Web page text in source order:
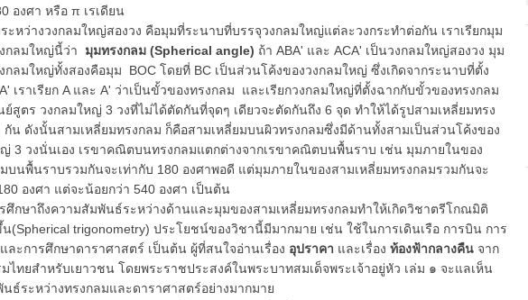
องศา หรือ π เรเดียน
างวงกลมใหญ่สองวง คือมุมที่ระนาบที่บรรจุวงกลมใหญ่แต่ละวงกระทำต่อกัน เราเรียกมุม
กลมใหญ่นี้ว่า มุมทรงกลม (Spherical angle) ถ้า ABA' และ ACA' เป็นวงกลมใหญ่สองวง มุม
กลมใหญ่ทั้งสองคือมุม BOC โดยที่ BC เป็นส่วนโค้งของวงกลมใหญ่ ซึ่งเกิดจากระนาบที่ตั้ง
เราเรียก A และ A' ว่าเป็นขั้วของทรงกลม และเรียกวงกลมใหญ่ที่ตั้งฉากกับขั้วของทรงกลม
ย์สูตร วงกลมใหญ่ 3 วงที่ไม่ได้ตัดกันที่จุดๆ เดียวจะตัดกันถึง 6 จุด ทำให้ได้รูปสามเหลี่ยมทรง
กัน ดังนั้นสามเหลี่ยมทรงกลม ก็คือสามเหลี่ยมบนผิวทรงกลมซึ่งมีด้านทั้งสามเป็นส่วนโค้งของ
3 วงนั่นเอง เรขาคณิตบนทรงกลมแตกต่างจากเรขาคณิตบนพื้นราบ เช่น มุมภายในของ
บนพื้นราบรวมกันจะเท่ากับ 180 องศาพอดี แต่มุมภายในของสามเหลี่ยมทรงกลมรวมกันจะ
องศา แต่จะน้อยกว่า 540 องศา เป็นต้น
าถึงความสัมพันธ์ระหว่างด้านและมุมของสามเหลี่ยมทรงกลมทำให้เกิดวิชาตรีโกณมิติ
(Spherical trigonometry) ประโยชน์ของวิชานี้มีมากมาย เช่น ใช้ในการเดินเรือ การบิน การ
ละการศึกษาดาราศาสตร์ เป็นต้น ผู้ที่สนใจอ่านเรื่อง อุปราคา และเรื่อง ท้องฟ้ากลางคืน จาก
ไทยสำหรับเยาวชน โดยพระราชประสงค์ในพระบาทสมเด็จพระเจ้าอยู่หัว เล่ม ๑ จะแลเห็น
ธ์ระหว่างทรงกลมและดาราศาสตร์อย่างมากมาย